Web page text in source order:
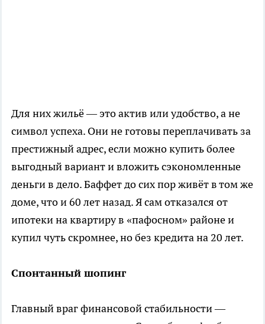
Для них жильё — это актив или удобство, а не
символ успеха. Они не готовы переплачивать за
престижный адрес, если можно купить более
выгодный вариант и вложить сэкономленные
деньги в дело. Баффет до сих пор живёт в том же
доме, что и 60 лет назад. Я сам отказался от
ипотеки на квартиру в «пафосном» районе и
купил чуть скромнее, но без кредита на 20 лет.
Спонтанный шопинг
Главный враг финансовой стабильности —